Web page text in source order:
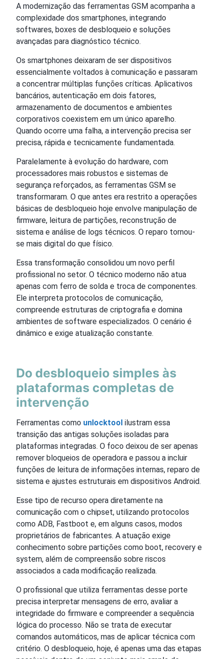
A modernização das ferramentas GSM acompanha a
complexidade dos smartphones, integrando
softwares, boxes de desbloqueio e soluções
avançadas para diagnóstico técnico.
Os smartphones deixaram de ser dispositivos
essencialmente voltados à comunicação e passaram
a concentrar múltiplas funções críticas. Aplicativos
bancários, autenticação em dois fatores,
armazenamento de documentos e ambientes
corporativos coexistem em um único aparelho.
Quando ocorre uma falha, a intervenção precisa ser
precisa, rápida e tecnicamente fundamentada.
Paralelamente à evolução do hardware, com
processadores mais robustos e sistemas de
segurança reforçados, as ferramentas GSM se
transformaram. O que antes era restrito a operações
básicas de desbloqueio hoje envolve manipulação de
firmware, leitura de partições, reconstrução de
sistema e análise de logs técnicos. O reparo tornou-
se mais digital do que físico.
Essa transformação consolidou um novo perfil
profissional no setor. O técnico moderno não atua
apenas com ferro de solda e troca de componentes.
Ele interpreta protocolos de comunicação,
compreende estruturas de criptografia e domina
ambientes de software especializados. O cenário é
dinâmico e exige atualização constante.
Do desbloqueio simples às
plataformas completas de
intervenção
Ferramentas como unlocktool ilustram essa
transição das antigas soluções isoladas para
plataformas integradas. O foco deixou de ser apenas
remover bloqueios de operadora e passou a incluir
funções de leitura de informações internas, reparo de
sistema e ajustes estruturais em dispositivos Android.
Esse tipo de recurso opera diretamente na
comunicação com o chipset, utilizando protocolos
como ADB, Fastboot e, em alguns casos, modos
proprietários de fabricantes. A atuação exige
conhecimento sobre partições como boot, recovery e
system, além de compreensão sobre riscos
associados a cada modificação realizada.
O profissional que utiliza ferramentas desse porte
precisa interpretar mensagens de erro, avaliar a
integridade do firmware e compreender a sequência
lógica do processo. Não se trata de executar
comandos automáticos, mas de aplicar técnica com
critério. O desbloqueio, hoje, é apenas uma das etapas